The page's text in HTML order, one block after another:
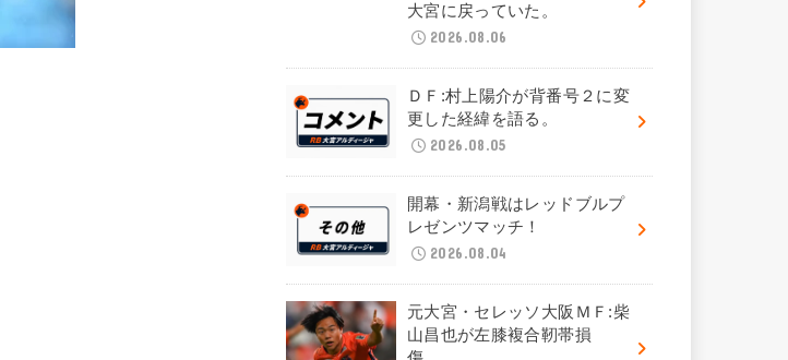
大宮に戻っていた。
2026.08.06
ＤＦ:村上陽介が背番号２に変
更した経緯を語る。
2026.08.05
開幕・新潟戦はレッドブルプ
レゼンツマッチ！
2026.08.04
元大宮・セレッソ大阪ＭＦ:柴
山昌也が左膝複合靭帯損